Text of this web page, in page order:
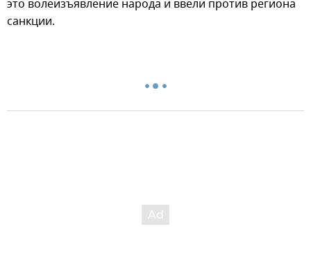
это волеизъявление народа и ввели против региона
санкции.